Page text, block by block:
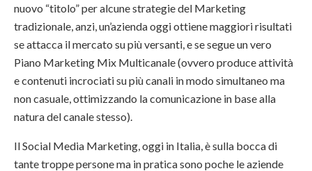
nuovo “titolo” per alcune strategie del Marketing
tradizionale, anzi, un’azienda oggi ottiene maggiori risultati
se attacca il mercato su più versanti, e se segue un vero
Piano Marketing Mix Multicanale (ovvero produce attività
e contenuti incrociati su più canali in modo simultaneo ma
non casuale, ottimizzando la comunicazione in base alla
natura del canale stesso).
Il Social Media Marketing, oggi in Italia, è sulla bocca di
tante troppe persone ma in pratica sono poche le aziende